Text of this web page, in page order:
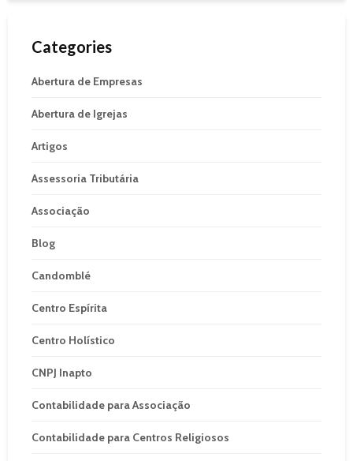
Categories
Abertura de Empresas
Abertura de Igrejas
Artigos
Assessoria Tributária
Associação
Blog
Candomblé
Centro Espírita
Centro Holístico
CNPJ Inapto
Contabilidade para Associação
Contabilidade para Centros Religiosos